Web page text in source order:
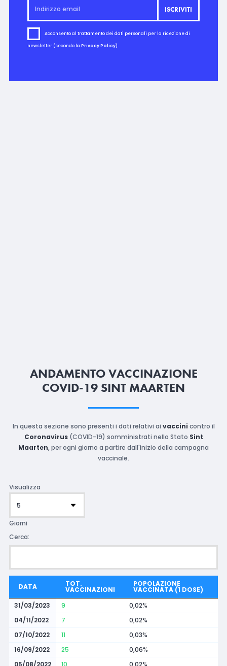
Acconsento al trattamento dei dati personali per la ricezione di
newsletter (secondo la Privacy Policy).
ANDAMENTO VACCINAZIONE
COVID-19 SINT MAARTEN
In questa sezione sono presenti i dati relativi ai vaccini contro il
Coronavirus(COVID-19) somministrati nello Stato Sint
Maarten, per ogni giorno a partire dall'inizio della campagna
vaccinale.
Visualizza
Giorni
Cerca:
DATA TOT.
VACCINAZIONI
POPOLAZIONE
VACCINATA (1 DOSE)
31/03/2023
9
0,02%
04/11/2022
7
0,02%
07/10/2022
11
0,03%
16/09/2022
25
0,06%